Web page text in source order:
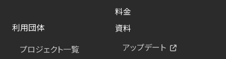
料金
利用団体
プロジェクト一覧
資料
アップデート